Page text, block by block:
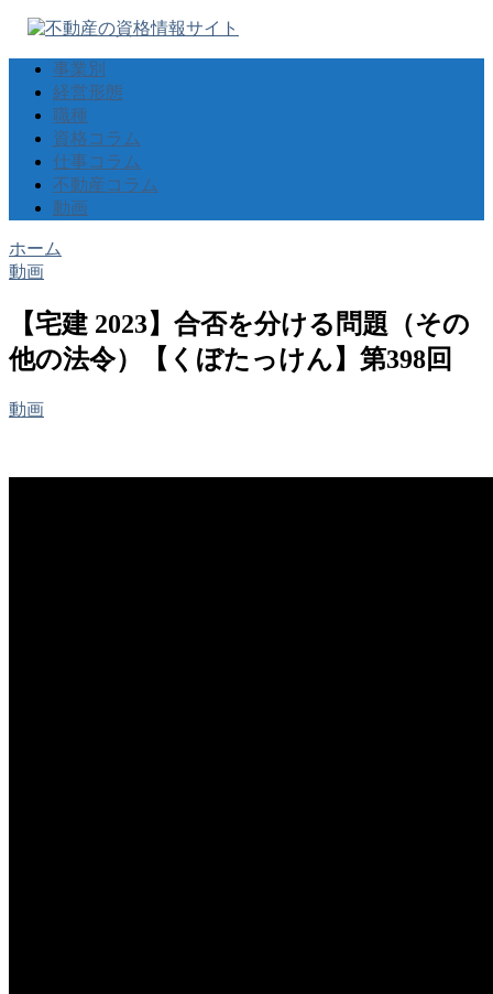
事業別
経営形態
職種
資格コラム
仕事コラム
不動産コラム
動画
ホーム
動画
【宅建 2023】合否を分ける問題（その
他の法令）【くぼたっけん】第398回
動画